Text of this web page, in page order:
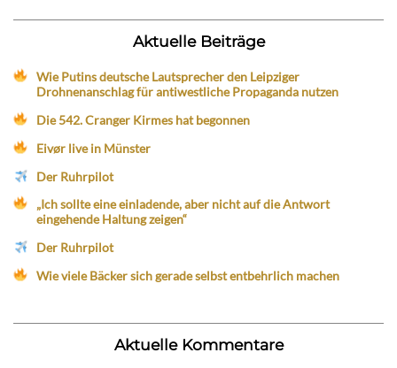
Aktuelle Beiträge
Wie Putins deutsche Lautsprecher den Leipziger
Drohnenanschlag für antiwestliche Propaganda nutzen
Die 542. Cranger Kirmes hat begonnen
Eivør live in Münster
Der Ruhrpilot
„Ich sollte eine einladende, aber nicht auf die Antwort
eingehende Haltung zeigen“
Der Ruhrpilot
Wie viele Bäcker sich gerade selbst entbehrlich machen
Aktuelle Kommentare